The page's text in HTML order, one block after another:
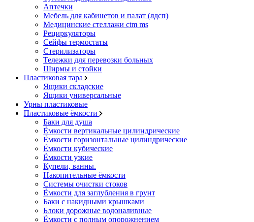
Аптечки
Мебель для кабинетов и палат (лдсп)
Медицинские стеллажи ctm ms
Рециркуляторы
Сейфы термостаты
Стерилизаторы
Тележки для перевозки больных
Ширмы и стойки
Пластиковая тара
Ящики складские
Ящики универсальные
Урны пластиковые
Пластиковые ёмкости
Баки для душа
Ёмкости вертикальные цилиндрические
Ёмкости горизонтальные цилиндрические
Ёмкости кубические
Ёмкости узкие
Купели, ванны.
Накопительные ёмкости
Системы очистки стоков
Ёмкости для заглубления в грунт
Баки с накидными крышками
Блоки дорожные водоналивные
Ёмкости с полным опорожнением